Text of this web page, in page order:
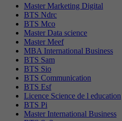
Master Marketing Digital
BTS Ndrc
BTS Mco
Master Data science
Master Meef
MBA International Business
BTS Sam
BTS Sio
BTS Communication
BTS Esf
Licence Science de l education
BTS Pi
Master International Business